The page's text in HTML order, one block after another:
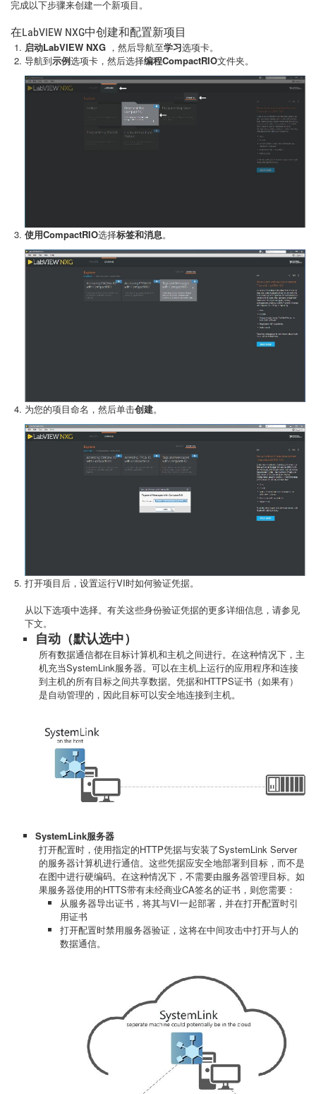
完成以下步骤来创建一个新项目。
在LabVIEW NXG中创建和配置新项目
启动LabVIEW NXG ，然后导航至学习选项卡。
导航到示例选项卡，然后选择编程CompactRIO文件夹。
使用CompactRIO选择标签和消息。
为您的项目命名，然后单击创建。
打开项目后，设置运行VI时如何验证凭据。
从以下选项中选择。有关这些身份验证凭据的更多详细信息，请参见
下文。
自动 （默认选中）
所有数据通信都在目标计算机和主机之间进行。在这种情况下，主
机充当SystemLink服务器。可以在主机上运行的应用程序和连接
到主机的所有目标之间共享数据。凭据和HTTPS证书（如果有）
是自动管理的，因此目标可以安全地连接到主机。
SystemLink服务器
打开配置时，使用指定的HTTP凭据与安装了SystemLink Server
的服务器计算机进行通信。这些凭据应安全地部署到目标，而不是
在图中进行硬编码。在这种情况下，不需要由服务器管理目标。如
果服务器使用的HTTS带有未经商业CA签名的证书，则您需要：
从服务器导出证书，将其与VI一起部署，并在打开配置时引
用证书
打开配置时禁用服务器验证，这将在中间攻击中打开与人的
数据通信。